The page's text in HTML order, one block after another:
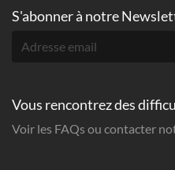
S'abonner à notre
Vous rencontrez des
Voir les FAQs ou contacter